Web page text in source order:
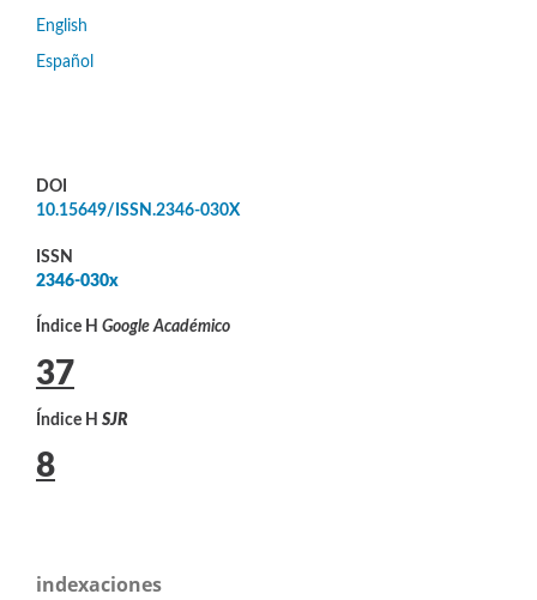
English
Español
DOI
10.15649/ISSN.2346-030X
ISSN
2346-030x
Índice H Google Académico
37
Índice H SJR
8
indexaciones